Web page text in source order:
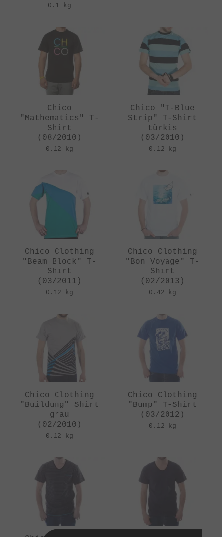
0.1 kg
Chico
"Mathematics" T-
Shirt
(08/2010)
0.12 kg
Chico "T-Blue
Strip" T-Shirt
türkis
(03/2010)
0.12 kg
Chico Clothing
"Beam Block" T-
Shirt
(03/2011)
0.12 kg
Chico Clothing
"Bon Voyage" T-
Shirt
(02/2013)
0.42 kg
Chico Clothing
"Buildung" Shirt
grau
(02/2010)
0.12 kg
Chico Clothing
"Bump" T-Shirt
(03/2012)
0.12 kg